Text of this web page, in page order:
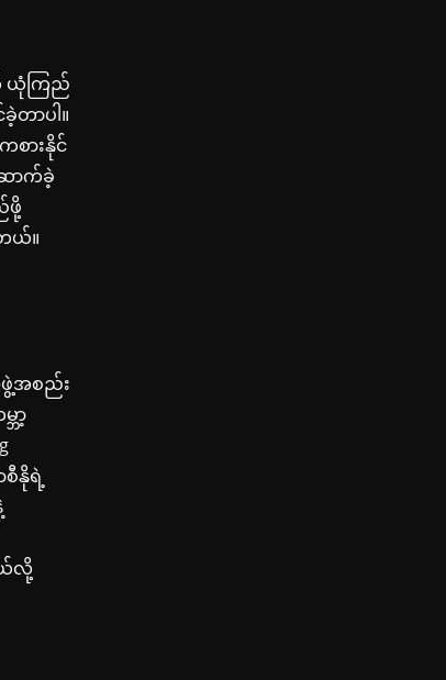
ယုံကြည်
တာပါ။
ားနိုင်
ာက်ခဲ့
ဖို့
ယ်။
ဖွဲ့အစည်း
ာ့
နိုရဲ့
ယ်လို့